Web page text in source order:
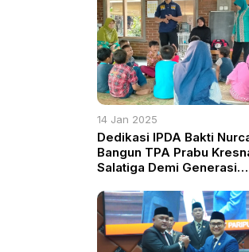
14 Jan 2025
Dedikasi IPDA Bakti
Bangun TPA Prabu
Salatiga Demi Generasi